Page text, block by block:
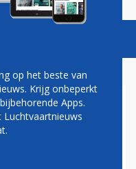
onrust Midden-
op het beste van
Krijg onbeperkt
Apps.